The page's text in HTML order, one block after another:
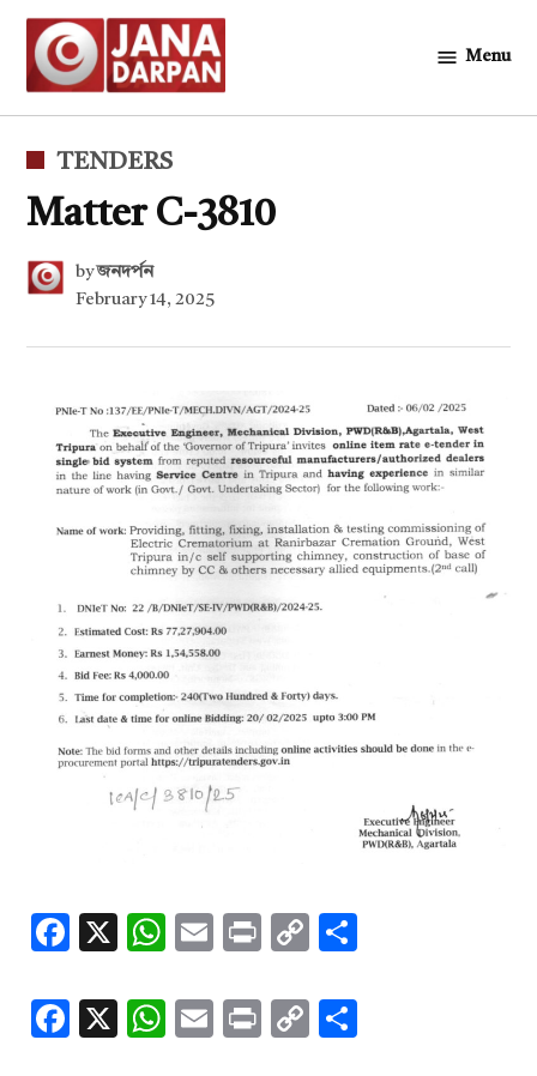
Skip
content
Menu
POSTED
IN
TENDERS
Matter C-3810
by জনদর্পন
February 14, 2025
Facebook
X WhatsApp
EmailPrintCopy
Facebook
X WhatsApp
EmailPrintCopy